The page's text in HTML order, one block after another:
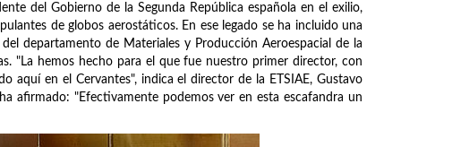
del Gobierno de la Segunda República española en el exilio,
de globos aerostáticos. En ese legado se ha incluido una
departamento de Materiales y Producción Aeroespacial de la
"La hemos hecho para el que fue nuestro primer director, con
aquí en el Cervantes", indica el director de la ETSIAE, Gustavo
afirmado: "Efectivamente podemos ver en esta escafandra un